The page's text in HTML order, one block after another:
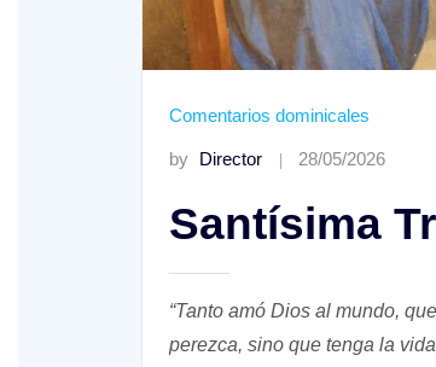
Comentarios dominicales
by Director 28/05/2026
Santísima
“Tanto amó Dios al mundo,
perezca, sino que tenga la